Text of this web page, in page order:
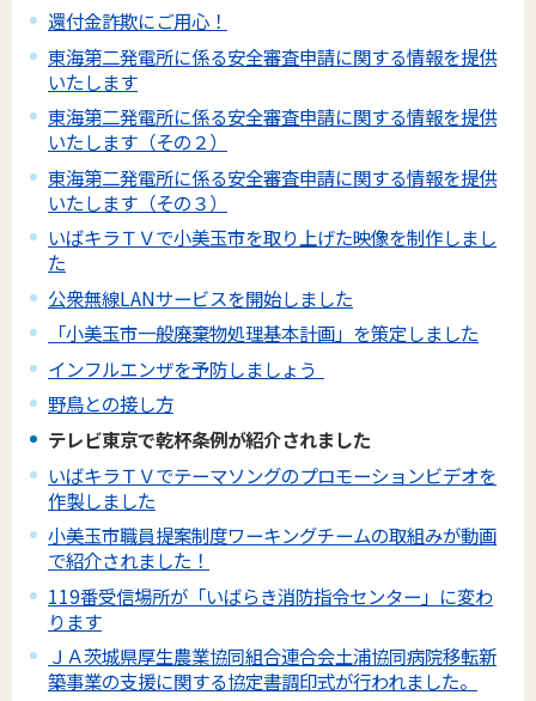
還付金詐欺にご用心！
東海第二発電所に係る安全審査申請に関する情報を提供
いたします
東海第二発電所に係る安全審査申請に関する情報を提供
いたします（その２）
東海第二発電所に係る安全審査申請に関する情報を提供
いたします（その３）
いばキラＴＶで小美玉市を取り上げた映像を制作しまし
た
公衆無線LANサービスを開始しました
「小美玉市一般廃棄物処理基本計画」を策定しました
インフルエンザを予防しましょう
野鳥との接し方
テレビ東京で乾杯条例が紹介されました
いばキラＴＶでテーマソングのプロモーションビデオを
作製しました
小美玉市職員提案制度ワーキングチームの取組みが動画
で紹介されました！
119番受信場所が「いばらき消防指令センター」に変わ
ります
ＪＡ茨城県厚生農業協同組合連合会土浦協同病院移転新
築事業の支援に関する協定書調印式が行われました。